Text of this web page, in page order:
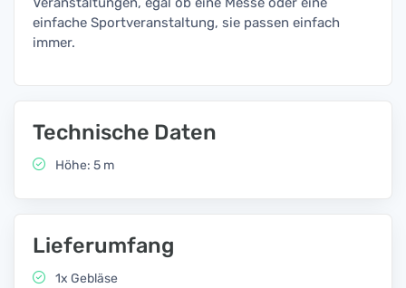
einfache Sportveranstaltung, sie passen einfach
immer.
Technische Daten
Höhe: 5 m
Lieferumfang
1x Gebläse